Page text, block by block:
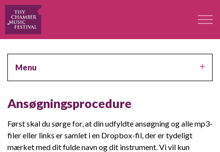
Festivalen
Professorer
Koncerter
Deltagere
Menu
Ansøgningsprocedure
Først skal du sørge for, at din udfyldte ansøgning og alle mp3-
filer eller links er samlet i en Dropbox-fil, der er tydeligt
mærket med dit fulde navn og dit instrument. Vi vil kun